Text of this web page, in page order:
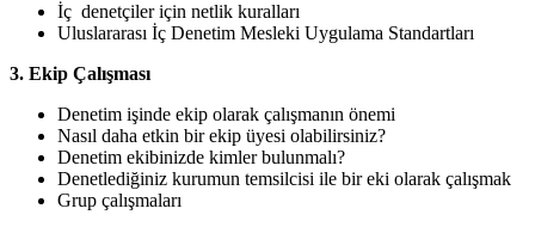
İç denetçiler için netlik kuralları
Uluslararası İç Denetim Mesleki Uygulama Standartları
3. Ekip Çalışması
Denetim işinde ekip olarak çalışmanın önemi
Nasıl daha etkin bir ekip üyesi olabilirsiniz?
Denetim ekibinizde kimler bulunmalı?
Denetlediğiniz kurumun temsilcisi ile bir eki olarak çalışmak
Grup çalışmaları